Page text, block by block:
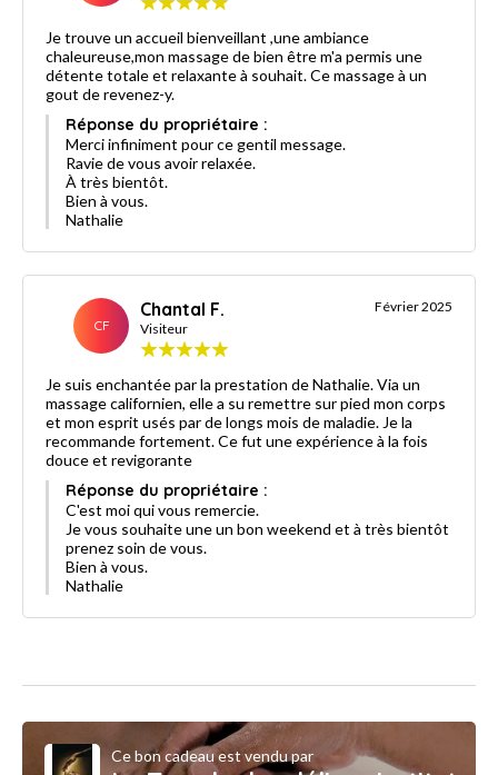
Je trouve un accueil bienveillant ,une ambiance
chaleureuse,mon massage de bien être m'a permis une
détente totale et relaxante à souhait. Ce massage à un
gout de revenez-y.
Réponse du propriétaire :
Merci infiniment pour ce gentil message.
Ravie de vous avoir relaxée.
À très bientôt.
Bien à vous.
Nathalie
CF
Chantal F.
Visiteur
Février 2025
Je suis enchantée par la prestation de Nathalie. Via un
massage californien, elle a su remettre sur pied mon corps
et mon esprit usés par de longs mois de maladie. Je la
recommande fortement. Ce fut une expérience à la fois
douce et revigorante
Réponse du propriétaire :
C'est moi qui vous remercie.
Je vous souhaite une un bon weekend et à très bientôt
prenez soin de vous.
Bien à vous.
Nathalie
Ce bon cadeau est vendu par